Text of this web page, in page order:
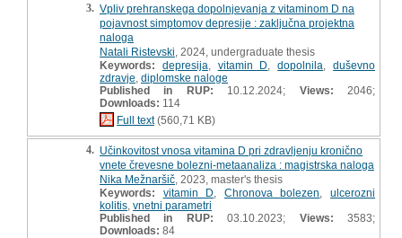
3. Vpliv prehranskega dopolnjevanja z vitaminom D na
pojavnost simptomov depresije : zaključna projektna
naloga
Natali Ristevski , 2024, undergraduate thesis
Keywords:
depresija vitamin D ,dopolnila ,duševno
zdravje diplomske naloge
Published in RUP: 10.12.2024; Views: 2046;
Downloads: 114
Full text(560,71 KB)
4. Učinkovitost vnosa vitamina D pri zdravljenju kronično
vnete črevesne bolezni-metaanaliza : magistrska naloga
Nika Mežnaršič , 2023, master's thesis
Keywords:
vitamin D Chronova bolezen ,ulcerozni
kolitis vnetni parametri
Published in RUP: 03.10.2023; Views: 3583;
Downloads: 84